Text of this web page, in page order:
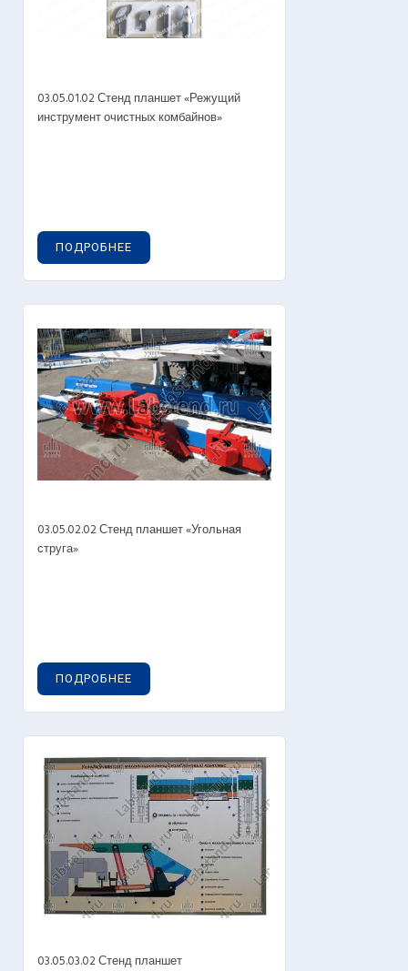
03.05.01.02 Стенд планшет «Режущий
инструмент очистных комбайнов»
ПОДРОБНЕЕ
03.05.02.02 Стенд планшет «Угольная
струга»
ПОДРОБНЕЕ
03.05.03.02 Стенд планшет